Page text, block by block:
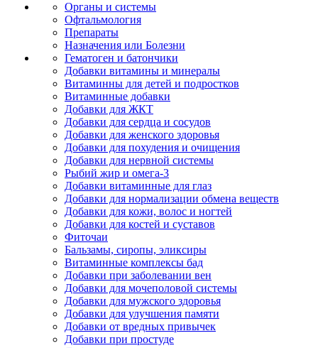
Органы и системы
Офтальмология
Препараты
Назначения или Болезни
Гематоген и батончики
Добавки витамины и минералы
Витаминны для детей и подростков
Витаминные добавки
Добавки для ЖКТ
Добавки для сердца и сосудов
Добавки для женского здоровья
Добавки для похудения и очищения
Добавки для нервной системы
Рыбий жир и омега-3
Добавки витаминные для глаз
Добавки для нормализации обмена веществ
Добавки для кожи, волос и ногтей
Добавки для костей и суставов
Фиточаи
Бальзамы, сиропы, эликсиры
Витаминные комплексы бад
Добавки при заболевании вен
Добавки для мочеполовой системы
Добавки для мужского здоровья
Добавки для улучшения памяти
Добавки от вредных привычек
Добавки при простуде